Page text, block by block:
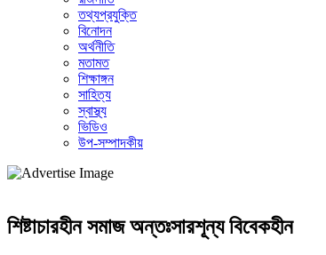
তথ্যপ্রযুক্তি
বিনোদন
অর্থনীতি
মতামত
শিক্ষাঙ্গন
সাহিত্য
স্বাস্থ্য
ভিডিও
উপ-সম্পাদকীয়
শিষ্টাচারহীন সমাজ অন্তঃসারশূন্য বিবেকহীন